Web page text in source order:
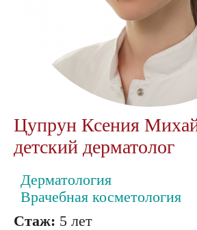
Цупрун Ксения
детский дерматолог
Дерматология
Врачебная косметология
Стаж: 5 лет